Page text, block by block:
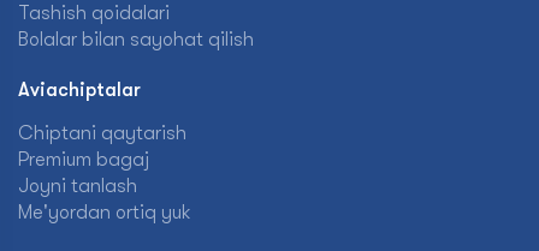
Tashish qoidalari
Bolalar bilan sayohat qilish
Aviachiptalar
Chiptani qaytarish
Premium bagaj
Joyni tanlash
Me'yordan ortiq yuk